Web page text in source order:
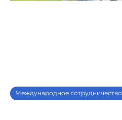
Международное сотрудничество